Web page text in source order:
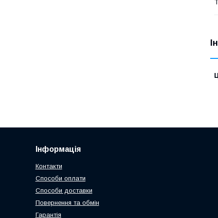
Інформація
Контакти
Способи оплати
Способи доставки
Повернення та обмін
Гарантія